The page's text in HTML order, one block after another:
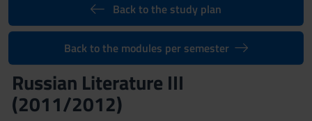
Back to the study plan
Back to the modules per semester
Russian Literature III
(2011/2012)